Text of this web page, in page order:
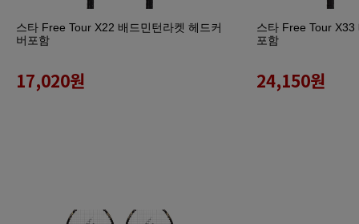
스타 Free Tour X22 배드민턴라켓 헤드커
버포함
17,020원
스타 Free Tour
포함
24,150원